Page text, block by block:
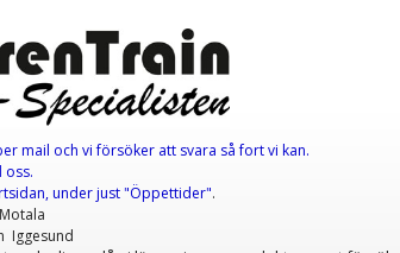
mail och vi försöker att svara så fort vi kan.
oss.
under just "Öppettider".
Iggesund